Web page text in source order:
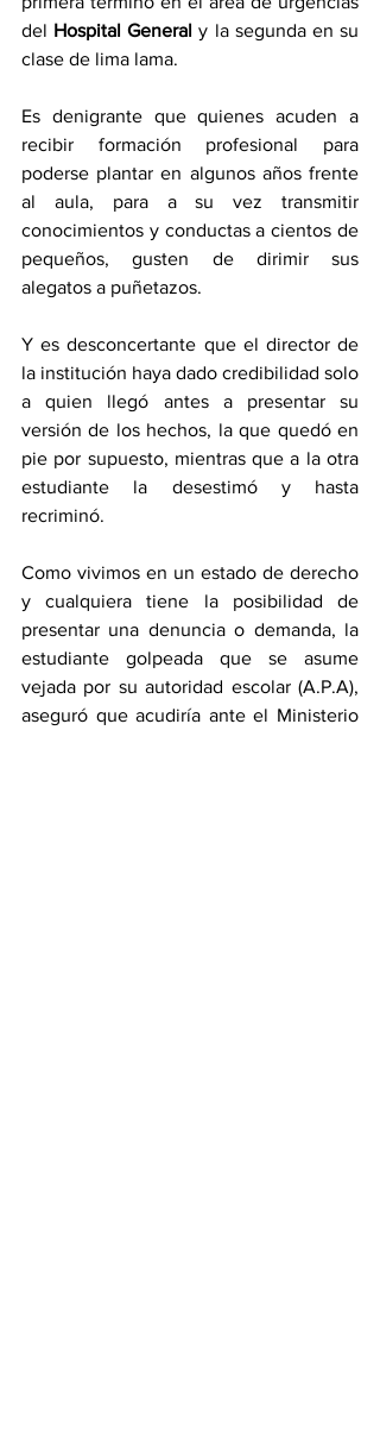
del Hospital General y la segunda en su
clase de lima lama.
Es denigrante que quienes acuden a
recibir formación profesional para
poderse plantar en algunos años frente
al aula, para a su vez transmitir
conocimientos y conductas a cientos de
pequeños, gusten de dirimir sus
alegatos a puñetazos.
Y es desconcertante que el director de
la institución haya dado credibilidad solo
a quien llegó antes a presentar su
versión de los hechos, la que quedó en
pie por supuesto, mientras que a la otra
estudiante la desestimó y hasta
recriminó.
Como vivimos en un estado de derecho
y cualquiera tiene la posibilidad de
presentar una denuncia o demanda, la
estudiante golpeada que se asume
vejada por su autoridad escolar (A.P.A),
aseguró que acudiría ante el Ministerio